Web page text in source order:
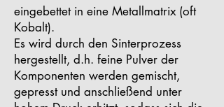
eingebettet in eine Metallmatrix (oft
Kobalt).
Es wird durch den Sinterprozess
hergestellt, d.h. feine Pulver der
Komponenten werden gemischt,
gepresst und anschließend unter